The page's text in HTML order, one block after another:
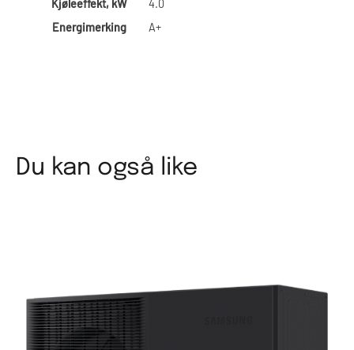
Kjøleeffekt, kW
4.0
Energimerking
A+
Du kan også like